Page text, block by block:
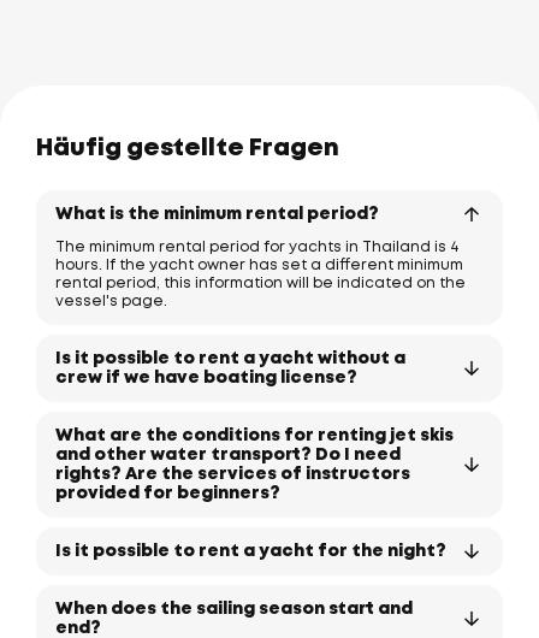
Häufig gestellte Fragen
What is the minimum rental period?
The minimum rental period for yachts in Thailand is 4
hours. If the yacht owner has set a different minimum
rental period, this information will be indicated on the
vessel's page.
Is it possible to rent a yacht without a
crew if we have boating license?
What are the conditions for renting jet skis
and other water transport? Do I need
rights? Are the services of instructors
provided for beginners?
Is it possible to rent a yacht for the night?
When does the sailing season start and
end?